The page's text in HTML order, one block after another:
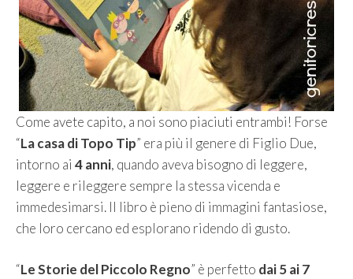
Come avete capito, a noi sono piaciuti entrambi! Forse
“La casa di Topo Tip” era più il genere di Figlio Due,
intorno ai 4 anni, quando aveva bisogno di leggere,
leggere e rileggere sempre la stessa vicenda e
immedesimarsi. Il libro è pieno di immagini fantasiose,
che loro cercano ed esplorano ridendo di gusto.
“Le Storie del Piccolo Regno” è perfetto dai 5 ai 7